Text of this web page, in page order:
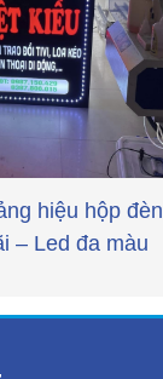
hiệu hộp đèn
– Led đa màu